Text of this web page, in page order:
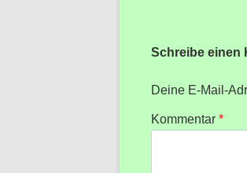
Schreibe einen
Deine E-Mail-
Kommentar *